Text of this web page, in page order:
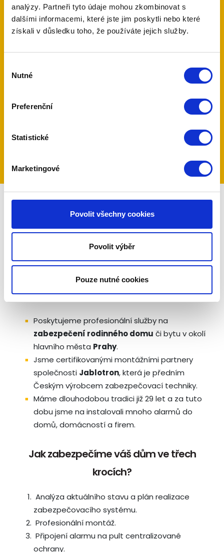
analýzy. Partneři tyto údaje mohou zkombinovat s
dalšími informacemi, které jste jim poskytli nebo které
získali v důsledku toho, že používáte jejich služby.
souhlasu
Nutné
Preferenční
Statistické
Marketingové
Povolit všechny cookies
Povolit výběr
Pouze nutné cookies
měsíce zdarma střežení
Zabezpečení rodinného
domu v Praze a okolí
Proč si zvolit nás:
Poskytujeme profesionální služby na
zabezpečení rodinného domu či bytu v okolí
hlavního města Prahy.
Jsme certifikovanými montážními partnery
společnosti Jablotron, která je předním
Českým výrobcem zabezpečovací techniky.
Máme dlouhodobou tradici již 29 let a za tuto
dobu jsme na instalovali mnoho alarmů do
domů, domácností a firem.
Jak zabezpečíme váš dům ve třech
krocích?
Analýza aktuálního stavu a plán realizace
zabezpečovacího systému.
Profesionální montáž.
Připojení alarmu na pult centralizované
ochrany.